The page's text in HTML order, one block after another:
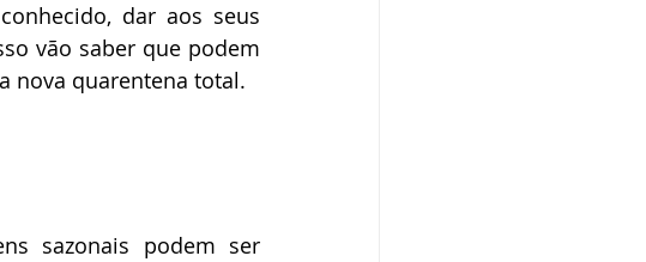
dar aos seus
vão saber que podem
nova quarentena total.
sazonais podem ser